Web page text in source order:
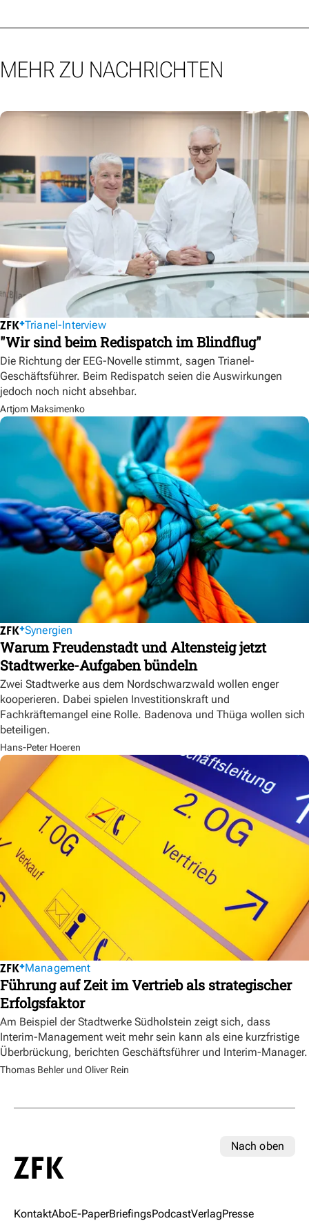
MEHR ZU NACHRICHTEN
Trianel-Interview
"Wir sind beim Redispatch im Blindflug"
Die Richtung der EEG-Novelle stimmt, sagen Trianel-
Geschäftsführer. Beim Redispatch seien die Auswirkungen
jedoch noch nicht absehbar.
Artjom Maksimenko
Synergien
Warum Freudenstadt und Altensteig jetzt
Stadtwerke-Aufgaben bündeln
Zwei Stadtwerke aus dem Nordschwarzwald wollen enger
kooperieren. Dabei spielen Investitionskraft und
Fachkräftemangel eine Rolle. Badenova und Thüga wollen sich
beteiligen.
Hans-Peter Hoeren
Management
Führung auf Zeit im Vertrieb als strategischer
Erfolgsfaktor
Am Beispiel der Stadtwerke Südholstein zeigt sich, dass
Interim-Management weit mehr sein kann als eine kurzfristige
Überbrückung, berichten Geschäftsführer und Interim-Manager.
Thomas Behler und Oliver Rein
Nach oben
KontaktAboE-PaperBriefingsPodcastVerlagPresse